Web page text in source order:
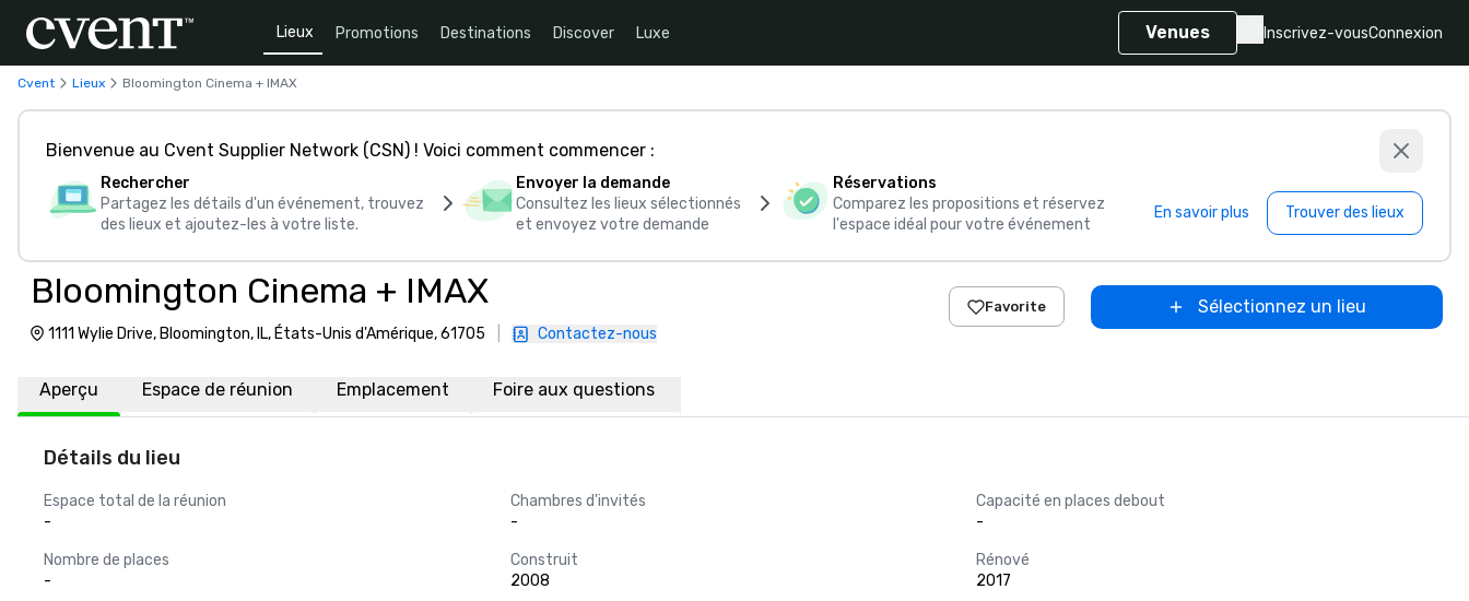
Lieux Promotions Destinations Discover Luxe Venues Inscrivez-vousConnexion
Cvent Lieux Bloomington Cinema + IMAX
Bienvenue au Cvent Supplier Network (CSN) ! Voici comment commencer :
Rechercher
Partagez les détails d'un événement, trouvez
des lieux et ajoutez-les à votre liste.
Envoyer la demande
Consultez les lieux sélectionnés
et envoyez votre demande
Réservations
Comparez les propositions et réservez
l'espace idéal pour votre événement
En savoir plus Trouver des lieux
Bloomington Cinema + IMAX
1111 Wylie Drive, Bloomington, IL, États-Unis d'Amérique, 61705 Contactez-nous
Favorite Sélectionnez un lieu
Aperçu Espace de réunion Emplacement Foire aux questions
Détails du lieu
Espace total de la réunion
-
Chambres d'invités
-
Capacité en places debout
-
Nombre de places
-
Construit
2008
Rénové
2017